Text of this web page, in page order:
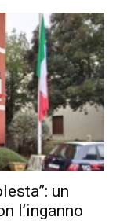
un
l’inganno